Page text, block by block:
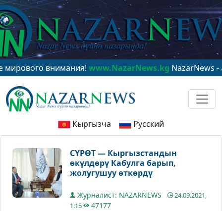
внимания!www.NazarNews.kg
Кыргызча Русский
СҮРӨТ — Кыргызстандын
өкүлдөрү Кабулга барып,
жолугушуу өткөрдү
Журналист: NAZARNEWS
24.09.2021,
1:15
47177